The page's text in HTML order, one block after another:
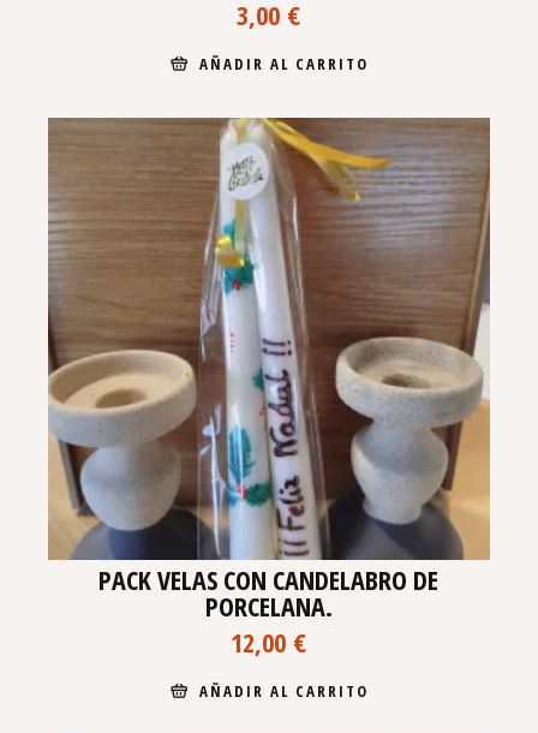
3,00 €
AÑADIR AL CARRITO
PACK VELAS CON CANDELABRO DE
PORCELANA.
12,00 €
AÑADIR AL CARRITO